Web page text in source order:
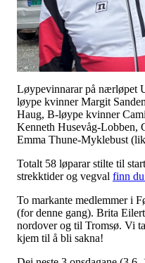
Løypevinnarar på nærløpet
løype kvinner Margit
Haug, B-løype kvinner
Kenneth Husevåg-Lobben,
Emma Thune-Myklebust
Totalt 58 løparar stilte til
strekktider og vegval finn du
To markante medlemmer i
(for denne gang). Brita
nordover og til Tromsø. Vi
kjem til å bli sakna!